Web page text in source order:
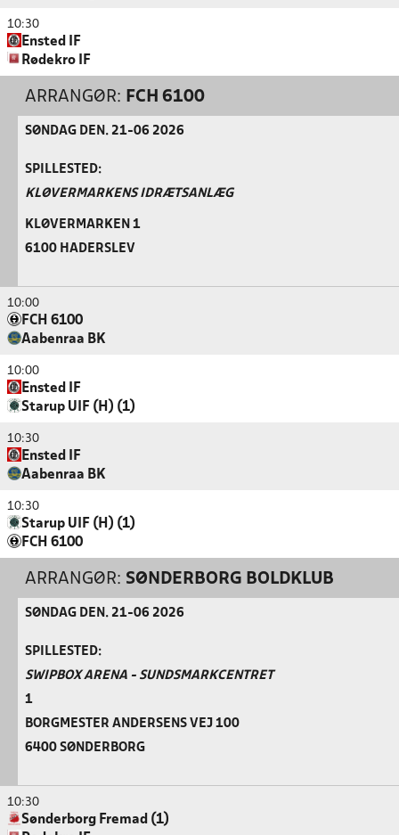
10:30
Ensted IF
Rødekro IF
ARRANGØR: FCH 6100
SØNDAG DEN. 21-06 2026
SPILLESTED:
KLØVERMARKENS IDRÆTSANLÆG
KLØVERMARKEN 1
6100 HADERSLEV
10:00
FCH 6100
Aabenraa BK
10:00
Ensted IF
Starup UIF (H) (1)
10:30
Ensted IF
Aabenraa BK
10:30
Starup UIF (H) (1)
FCH 6100
ARRANGØR: SØNDERBORG BOLDKLUB
SØNDAG DEN. 21-06 2026
SPILLESTED:
SWIPBOX ARENA - SUNDSMARKCENTRET
1
BORGMESTER ANDERSENS VEJ 100
6400 SØNDERBORG
10:30
Sønderborg Fremad (1)